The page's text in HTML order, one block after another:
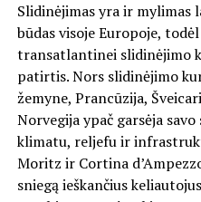
Slidinėjimas yra ir mylimas
būdas visoje Europoje,
transatlantinei slidinėjimo
patirtis. Nors slidinėjimo
žemyne, Prancūzija,
Norvegija ypač garsėja
klimatu, reljefu ir
Moritz ir Cortina
sniegą ieškančius